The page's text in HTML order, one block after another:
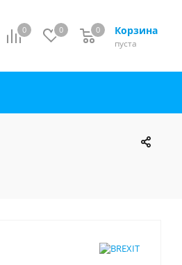
0 0 Корзина
0
пуста
0